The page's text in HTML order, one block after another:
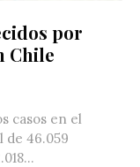
por
Chile
casos en el
46.059